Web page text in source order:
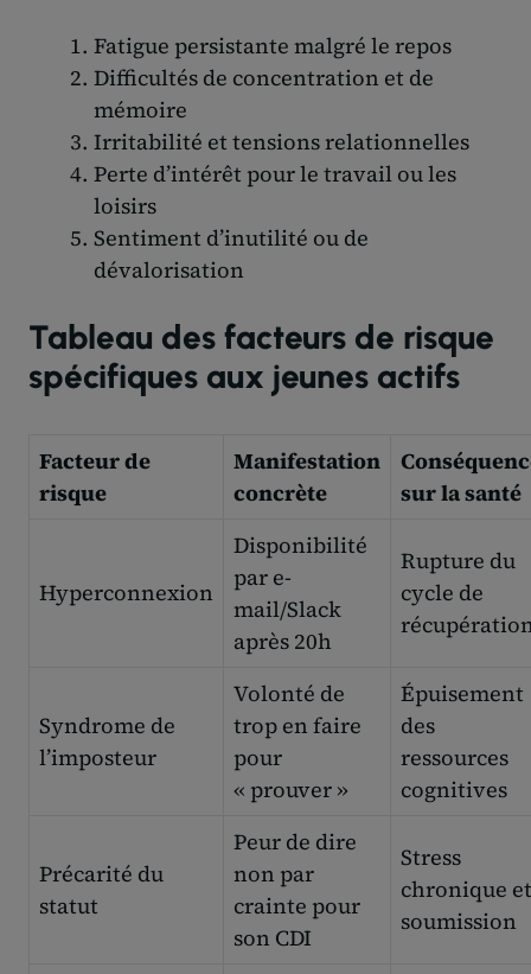
Fatigue persistante malgré le repos
Difficultés de concentration et de
mémoire
Irritabilité et tensions relationnelles
Perte d’intérêt pour le travail ou les
loisirs
Sentiment d’inutilité ou de
dévalorisation
Tableau des facteurs de risque
spécifiques aux jeunes actifs
Facteur de
risque
Manifestation
concrète
sur la santé
Hyperconnexion
Disponibilité
par e-
mail/Slack
après 20h
Rupture du
cycle de
Syndrome de
l’imposteur
Volonté de
trop en faire
pour
« prouver »
Épuisement
des
ressources
cognitives
Précarité du
statut
Peur de dire
non par
crainte pour
son CDI
Stress
chronique et
soumission